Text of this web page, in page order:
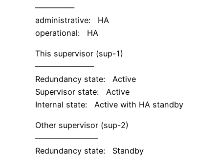
—————
administrative: HA
operational: HA
This supervisor (sup-1)
———————–
Redundancy state: Active
Supervisor state: Active
Internal state: Active with HA standby
Other supervisor (sup-2)
————————
Redundancy state: Standby